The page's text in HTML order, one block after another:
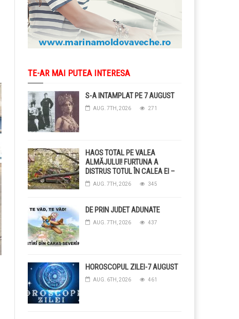
TE-AR MAI PUTEA INTERESA
S-A INTAMPLAT PE 7 AUGUST
AUG. 7TH, 2026 271
HAOS TOTAL PE VALEA
ALMĂJULUI! FURTUNA A
DISTRUS TOTUL ÎN CALEA EI –
COPACI CĂZUȚI, DRUMURI
BLOCAȚE, CURENT TĂIAT ȘI
GRINDINĂ!
AUG. 7TH, 2026 345
DE PRIN JUDET ADUNATE
AUG. 7TH, 2026 437
HOROSCOPUL ZILEI-7 AUGUST
AUG. 6TH, 2026 461